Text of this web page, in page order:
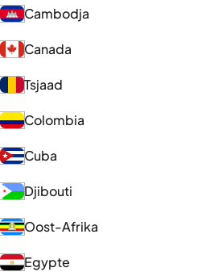
Cambodja
Canada
Tsjaad
Colombia
Cuba
Djibouti
Oost-Afrika
Egypte